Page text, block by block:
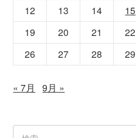
12
13 14 15
19
20 21 22
26
27 28 29
« 7月 9月 »